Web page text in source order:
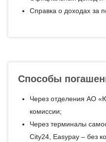
Справка о доходах за
Способы
Через отделения АО
комиссии;
Через терминалы
City24, Easypay – без